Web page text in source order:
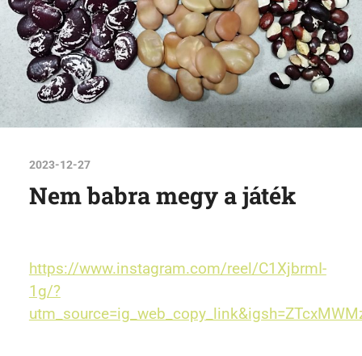
2023-12-27
Nem babra megy a játék
https://www.instagram.com/reel/C1XjbrmI-
1g/?